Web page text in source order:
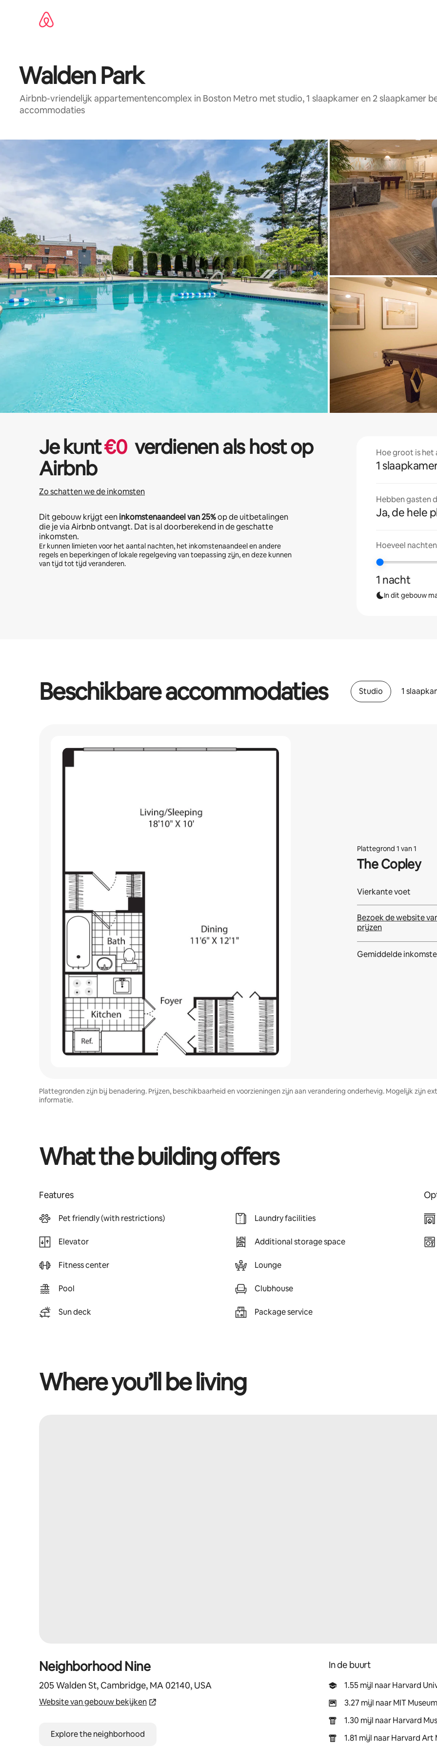
Walden Park
Airbnb-vriendelijk appartementencomplex in Boston Metro met studio, 1 slaapkamer en 2 slaapkamer
accommodaties
Je kunt€0 verdienen als host op
Airbnb
Zo schatten we de inkomsten
Dit gebouw krijgt eeninkomstenaandeel van25%op de uitbetalingen
die je via Airbnb ontvangt. Dat is al doorberekend in de geschatte
inkomsten.
Er kunnen limieten voor het aantal nachten, het inkomstenaandeel en andere
regels en beperkingen of lokale regelgeving van toepassing zijn, en deze kunnen
van tijd tot tijd veranderen.
Hoe groot is
1
Hebben gasten
Ja, de hele
Hoeveel
1 nacht
In dit gebouw
Beschikbare accommodaties Studio 1
Plattegrond 1 van 1
The Copley
Vierkante voet
Bezoek de website
prijzen
Gemiddelde
Plattegronden zijn bij benadering. Prijzen, beschikbaarheid en voorzieningen zijn aan verandering onderhevig. Mogelijk zijn
informatie.
What the building offers
Features
Pet friendly (with restrictions)
Elevator
Fitness center
Pool
Sun deck
Laundry facilities
Additional storage space
Lounge
Clubhouse
Package service
Where you’ll be living
Neighborhood Nine
205 Walden St, Cambridge, MA 02140, USA
Website van gebouw bekijken
Explore the neighborhood
In de buurt
1.55 mijl naar Harvard
3.27 mijl naar MIT Museum
1.30 mijl naar Harvard
1.81 mijl naar Harvard Art